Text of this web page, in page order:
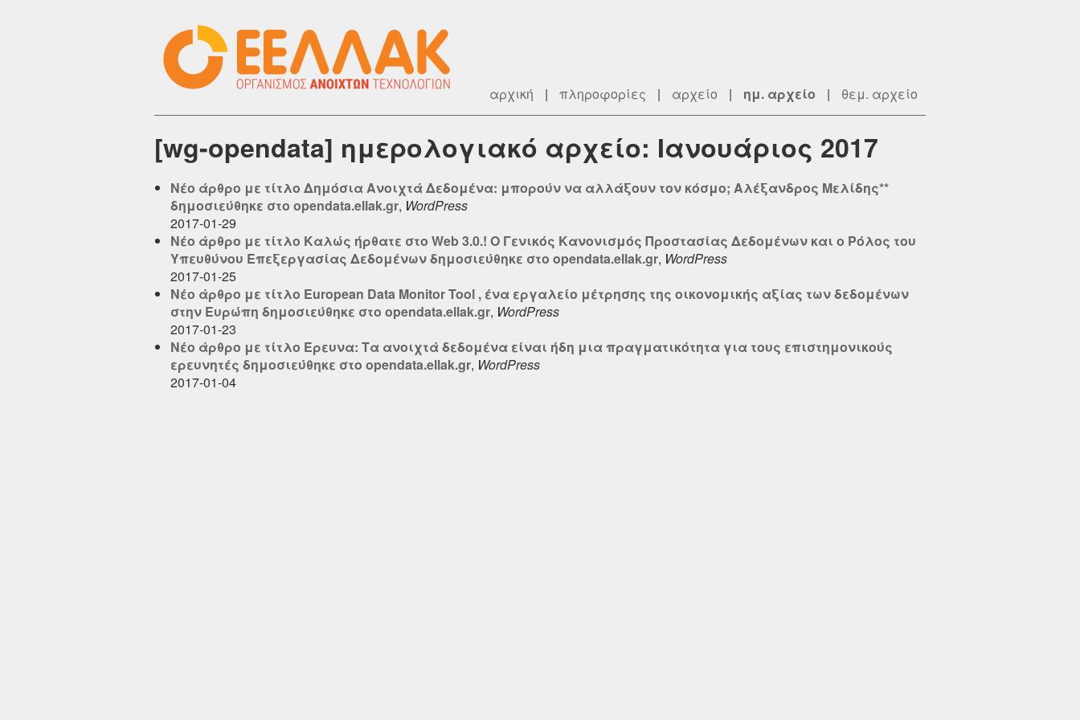
αρχική | πληροφορίες | αρχείο | ημ. αρχείο | θεμ. αρχείο
[wg-opendata] ημερολογιακό αρχείο: Ιανουάριος 2017
Νέο άρθρο με τίτλο Δημόσια Ανοιχτά Δεδομένα: μπορούν να αλλάξουν τον κόσμο; Αλέξανδρος Μελίδης**
δημοσιεύθηκε στο opendata.ellak.gr, WordPress
2017-01-29
Νέο άρθρο με τίτλο Καλώς ήρθατε στο Web 3.0.! Ο Γενικός Κανονισμός Προστασίας Δεδομένων και ο Ρόλος του
Υπευθύνου Επεξεργασίας Δεδομένων δημοσιεύθηκε στο opendata.ellak.gr, WordPress
2017-01-25
Νέο άρθρο με τίτλο European Data Monitor Tool , ένα εργαλείο μέτρησης της οικονομικής αξίας των δεδομένων
στην Ευρώπη δημοσιεύθηκε στο opendata.ellak.gr, WordPress
2017-01-23
Νέο άρθρο με τίτλο Έρευνα: Τα ανοιχτά δεδομένα είναι ήδη μια πραγματικότητα για τους επιστημονικούς
ερευνητές δημοσιεύθηκε στο opendata.ellak.gr, WordPress
2017-01-04